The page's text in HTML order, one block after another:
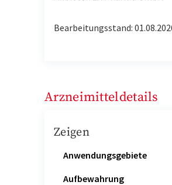
Bearbeitungsstand:
Arzneimitteldetails
Zeigen
Anwendungsgebiete
Aufbewahrung